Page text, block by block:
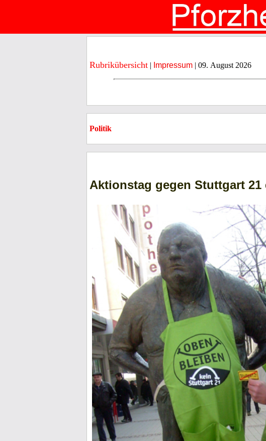
Rubrikübersicht | Impressum | 09. August 2026
Politik
Aktionstag gegen Stuttgart 21